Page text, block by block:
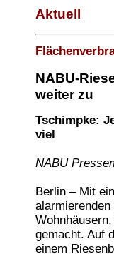
Aktuell
NABU-
weiter zu
Tschimpke:
viel
NABU
Berlin – Mit
gemacht. Auf
einem